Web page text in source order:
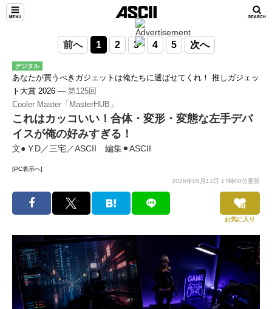
前へ 1 2 3 4 5 次へ
デジタル
あなたが買うべきガジェットは俺たちに選ばせてくれ！ 推しガジェッ
ト大賞 2026 ― 第125回
Cooler Master「MasterHUB」
これはカッコいい！合体・変形・変態な左手デバ
イスが俺の好みすぎる！
文● Y.D／三宅／ASCII 編集⚫︎ASCII
[PC表示へ]
2026年05月13日 17時00分更新
お気に入り